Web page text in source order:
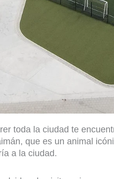
toda la ciudad te
que es un animal
a la ciudad.